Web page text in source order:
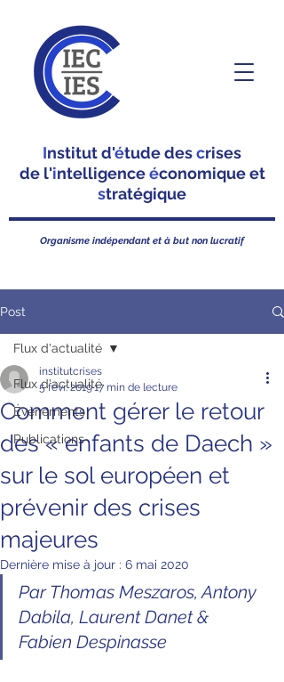
Institut d'étude descrises
de l'intelligenceéconomique et
stratégique
Organisme indépendant et à but non lucratif
Post
Flux d'actualité
Évènements
Publications
Flux d'actualité
Comment gérer le retour
des « enfants de Daech »
sur le sol européen et
prévenir des crises
majeures
institutcrises
5 févr. 201917 min de lecture
Dernière mise à jour : 6 mai 2020
Par Thomas Meszaros, Antony
Dabila, Laurent Danet &
Fabien Despinasse